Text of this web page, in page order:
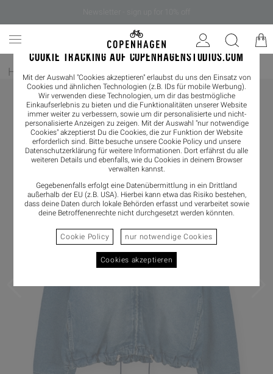
COOKIE TRACKING AUF COPENHAGENSTUDIOS.COM
Mit der Auswahl "Cookies akzeptieren" erlaubst du uns den Einsatz von
Cookies und ähnlichen Technologien (z.B. IDs für mobile Werbung).
Wir verwenden diese Technologien, um dir das bestmögliche
Einkaufserlebnis zu bieten und die Funktionalitäten unserer Website
immer weiter zu verbessern, sowie um dir personalisierte und nicht-
personalisierte Anzeigen zu zeigen. Mit der Auswahl "nur notwendige
Cookies" akzeptierst Du die Cookies, die zur Funktion der Website
erforderlich sind. Bitte besuche unsere Cookie Policy und unsere
Datenschutzerklärung für weitere Informationen. Dort erfährst du alle
weiteren Details und ebenfalls, wie du Cookies in deinem Browser
verwalten kannst.
Gegebenenfalls erfolgt eine Datenübermittlung in ein Drittland
außerhalb der EU (z.B. USA). Hierbei kann etwa das Risiko bestehen,
dass deine Daten durch lokale Behörden erfasst und verarbeitet sowie
deine Betroffenenrechte nicht durchgesetzt werden könnten.
Cookie Policy nur notwendige Cookies
Cookies akzeptieren
Home / Bekleidung Coats & Jackets Jacket